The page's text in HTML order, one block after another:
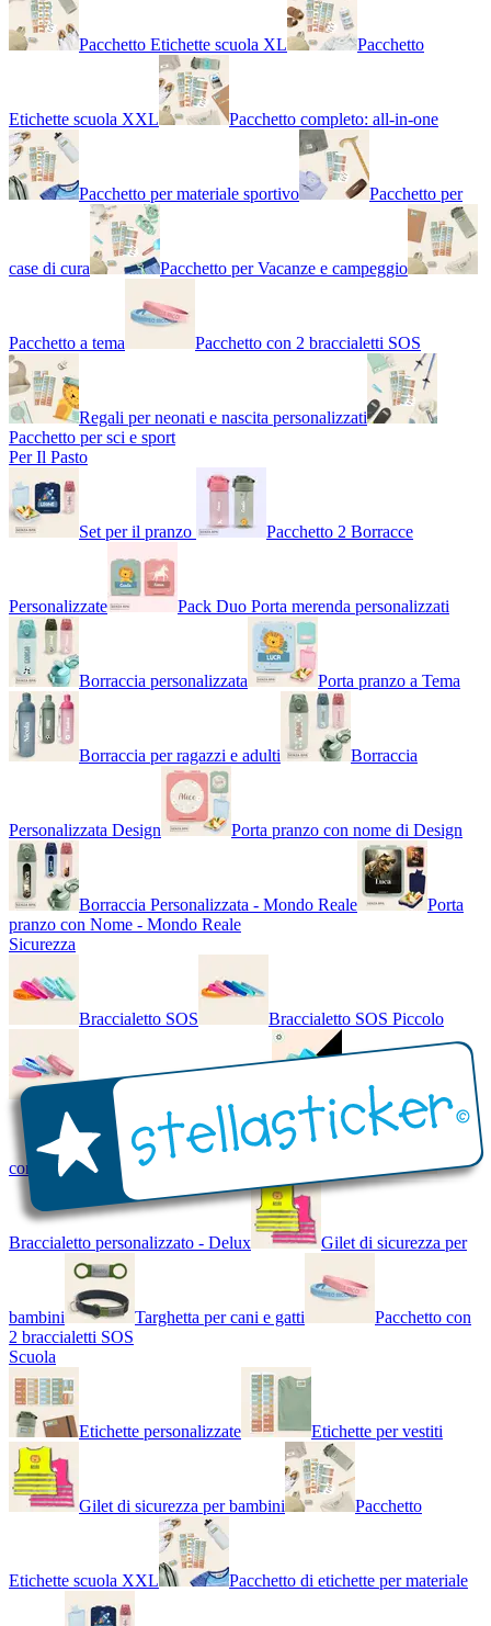
Pacchetto Etichette scuola XL Pacchetto
Etichette scuola XXL Pacchetto completo: all-in-one
Pacchetto per materiale sportivo Pacchetto per
case di cura Pacchetto per Vacanze e campeggio
Pacchetto a tema Pacchetto con 2 braccialetti SOS
Regali per neonati e nascita personalizzati
Pacchetto per sci e sport
Per Il Pasto
Set per il pranzo Pacchetto 2 Borracce
Personalizzate Pack Duo Porta merenda personalizzati
Borraccia personalizzata Porta pranzo a Tema
Borraccia per ragazzi e adulti Borraccia
Personalizzata Design Porta pranzo con nome di Design
Borraccia Personalizzata - Mondo Reale
Porta
pranzo con Nome - Mondo Reale
Sicurezza
Braccialetto SOS Braccialetto SOS Piccolo
Braccialetto SOS - Bicolore Braccialetto SOS
con Nome - Luminoso
Braccialetto personalizzato - Delux Gilet di sicurezza per
bambini Targhetta per cani e gatti
Pacchetto con
2 braccialetti SOS
Scuola
Etichette personalizzate Etichette per vestiti
Gilet di sicurezza per bambini Pacchetto
Etichette scuola XXL Pacchetto di etichette per materiale